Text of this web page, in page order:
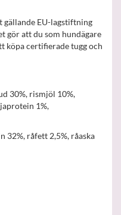
gällande EU-lagstiftning
gör att du som hundägare
köpa certifierade tugg och
30%, rismjöl 10%,
1%,
32%, råfett 2,5%, råaska